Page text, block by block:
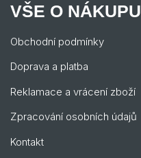
VŠE O NÁKUPU
Obchodní podmínky
Doprava a platba
Reklamace a vrácení zboží
Zpracování osobních údajů
Kontakt